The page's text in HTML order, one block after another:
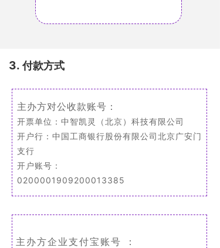
3.付款方式
主办方对公收款账号：
开票单位：中智凯灵（北京）科技有限公司
开户行：中国工商银行股份有限公司北京广安门
支行
开户账号：
0200001909200013385
主办方企业支付宝账号 ：